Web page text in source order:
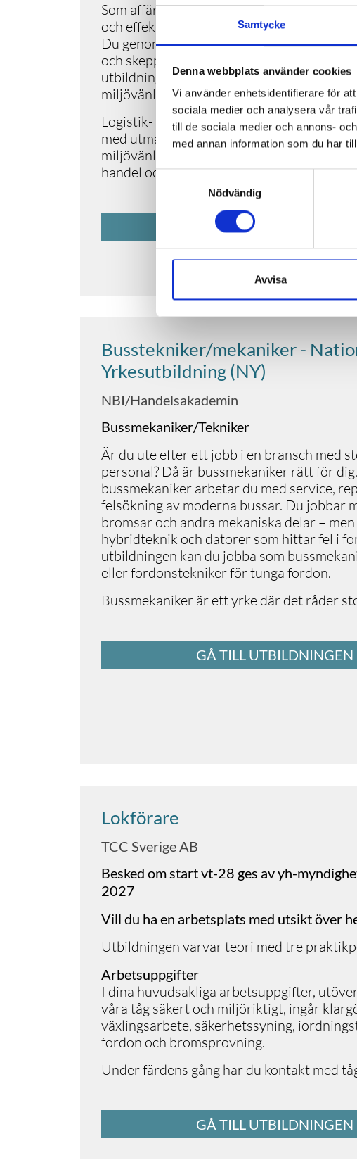
Samtycke
Denna webbplats använder cookies
Vi använder enhetsidentifierare för
sociala medier och analysera vår
till de sociala medier och annons-
med annan information som du har
Samtyckesval
Nödvändig
Avvisa
Som affärslogistiker arbetar du med att
och effektivisera logistiken hos företag
Du genomför inköp, försäljning,
och skeppning av varor till och från
utbildning får du kompetens att göra detta
miljövänligt förhållningssätt.
Logistik- och transportbranschen har
med utmaningar vad gäller hållbara
miljövänliga och kostnadseffektiva
handel och produktion gör logistiker till
GÅ TILL UTBILDNINGEN
Busstekniker/mekaniker -
Yrkesutbildning (NY)
NBI/Handelsakademin
Bussmekaniker/Tekniker
Är du ute efter ett jobb i en bransch med
personal? Då är bussmekaniker rätt för
bussmekaniker arbetar du med service,
felsökning av moderna bussar. Du jobbar
bromsar och andra mekaniska delar – men
hybridteknik och datorer som hittar fel i
utbildningen kan du jobba som
eller fordonstekniker för tunga fordon.
Bussmekaniker är ett yrke där det råder
GÅ TILL UTBILDNINGEN
Lokförare
TCC Sverige AB
Besked om start vt-28 ges av yh-
2027
Vill du ha en arbetsplats med utsikt över
Utbildningen varvar teori med tre
Arbetsuppgifter
I dina huvudsakliga arbetsuppgifter,
våra tåg säkert och miljöriktigt, ingår
växlingsarbete, säkerhetssyning,
fordon och bromsprovning.
Under färdens gång har du kontakt med
GÅ TILL UTBILDNINGEN